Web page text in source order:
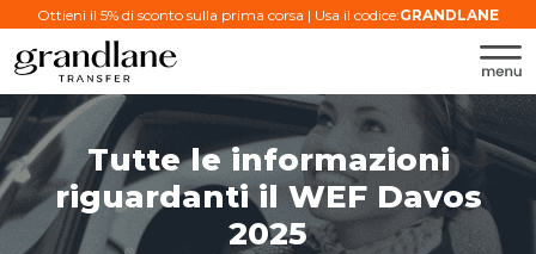
Ottieni il 5% di sconto sulla prima corsa | Usa il codice:GRANDLANE
Tutte le informazioni
riguardanti il ​​WEF Davos
2025